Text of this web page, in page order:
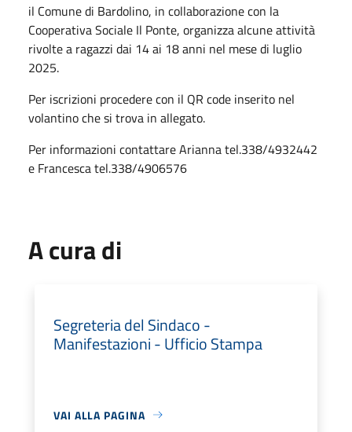
il Comune di Bardolino, in collaborazione con la
Cooperativa Sociale Il Ponte, organizza alcune attività
rivolte a ragazzi dai 14 ai 18 anni nel mese di luglio
2025.
Per iscrizioni procedere con il QR code inserito nel
volantino che si trova in allegato.
Per informazioni contattare Arianna tel.338/4932442
e Francesca tel.338/4906576
A cura di
Segreteria del Sindaco -
Manifestazioni - Ufficio Stampa
VAI ALLA PAGINA